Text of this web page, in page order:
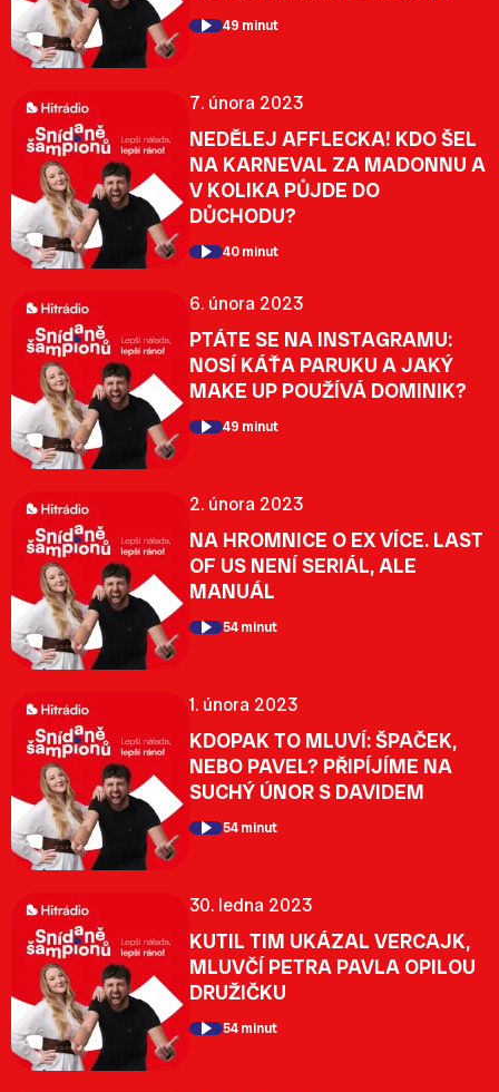
49 minut
7. února 2023
NEDĚLEJ AFFLECKA! KDO ŠEL
NA KARNEVAL ZA MADONNU A
V KOLIKA PŮJDE DO
DŮCHODU?
40 minut
6. února 2023
PTÁTE SE NA INSTAGRAMU:
NOSÍ KÁŤA PARUKU A JAKÝ
MAKE UP POUŽÍVÁ DOMINIK?
49 minut
2. února 2023
NA HROMNICE O EX VÍCE. LAST
OF US NENÍ SERIÁL, ALE
MANUÁL
54 minut
1. února 2023
KDOPAK TO MLUVÍ: ŠPAČEK,
NEBO PAVEL? PŘIPÍJÍME NA
SUCHÝ ÚNOR S DAVIDEM
54 minut
30. ledna 2023
KUTIL TIM UKÁZAL VERCAJK,
MLUVČÍ PETRA PAVLA OPILOU
DRUŽIČKU
54 minut